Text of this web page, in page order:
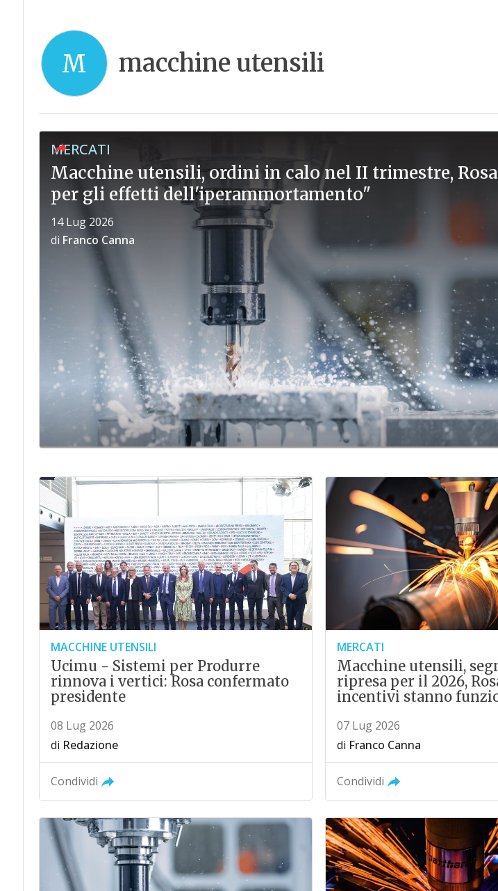
M macchine utensili
MERCATI
Macchine utensili, ordini in calo nel II trimestre,
per gli effetti dell'iperammortamento"
14 Lug 2026
di Franco Canna
MACCHINE UTENSILI
Ucimu - Sistemi per Produrre
rinnova i vertici: Rosa confermato
presidente
08 Lug 2026
di Redazione
Condividi
MERCATI
Macchine utensili,
ripresa per il 2026,
incentivi stanno
07 Lug 2026
di Franco Canna
Condividi